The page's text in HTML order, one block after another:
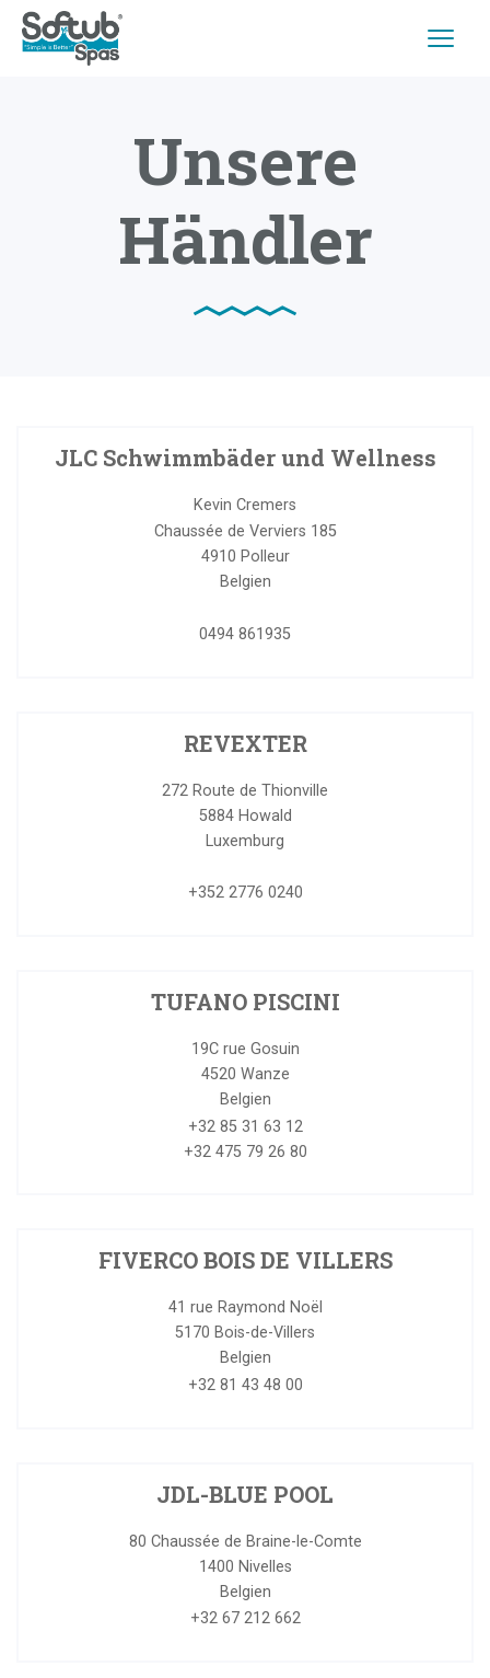
Unsere
Händler
JLC Schwimmbäder und Wellness
Kevin Cremers
Chaussée de Verviers 185
4910 Polleur
Belgien
0494 861935
REVEXTER
272 Route de Thionville
5884 Howald
Luxemburg
+352 2776 0240
TUFANO PISCINI
19C rue Gosuin
4520 Wanze
Belgien
+32 85 31 63 12
+32 475 79 26 80
FIVERCO BOIS DE VILLERS
41 rue Raymond Noël
5170 Bois-de-Villers
Belgien
+32 81 43 48 00
JDL-BLUE POOL
80 Chaussée de Braine-le-Comte
1400 Nivelles
Belgien
+32 67 212 662